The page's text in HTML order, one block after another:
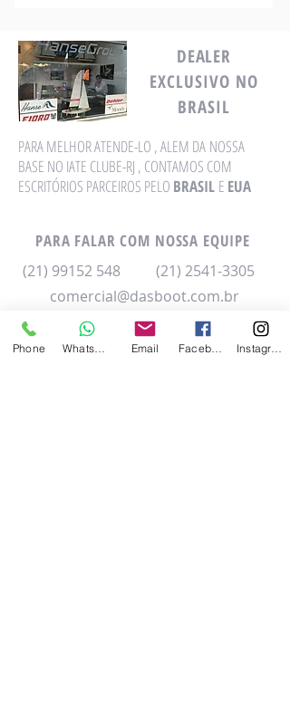
DEALER
EXCLUSIVO NO
BRASIL
PARA MELHOR ATENDE-LO , ALEM DA NOSSA
BASE NO IATE CLUBE-RJ , CONTAMOS COM
ESCRITÓRIOS PARCEIROS PELO BRASIL E EUA
PARA FALAR COM NOSSA EQUIPE
(21) 99152 548
(21) 2541-3305
comercial@dasboot.com.br
Av Pasteur,333 - Hangar 1 - Loja 2
Rio de Janeiro, RJ
22290-240
Phone Email